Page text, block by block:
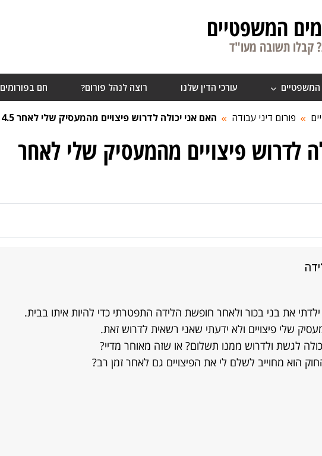
המשפטיים
קבלו תשובה מעו"ד
המשפטיים עורכי הדין שלנו רוצה לנהל פורום? חם בפורומים
פורום דיני עבודה האם אני יכולה לדרוש פיצויים מהמעסיק שלי לאחר 4.5 שנים?
לדרוש פיצויים מהמעסיק שלי לאחר
שלי פיצויים ולא ידעתי שאני רשאית לדרוש זאת.
לגשת ולדרוש ממנו תשלום? או שזה מאוחר מדיי?
הוא מחוייב לשלם לי את הפיצויים גם לאחר זמן רב?